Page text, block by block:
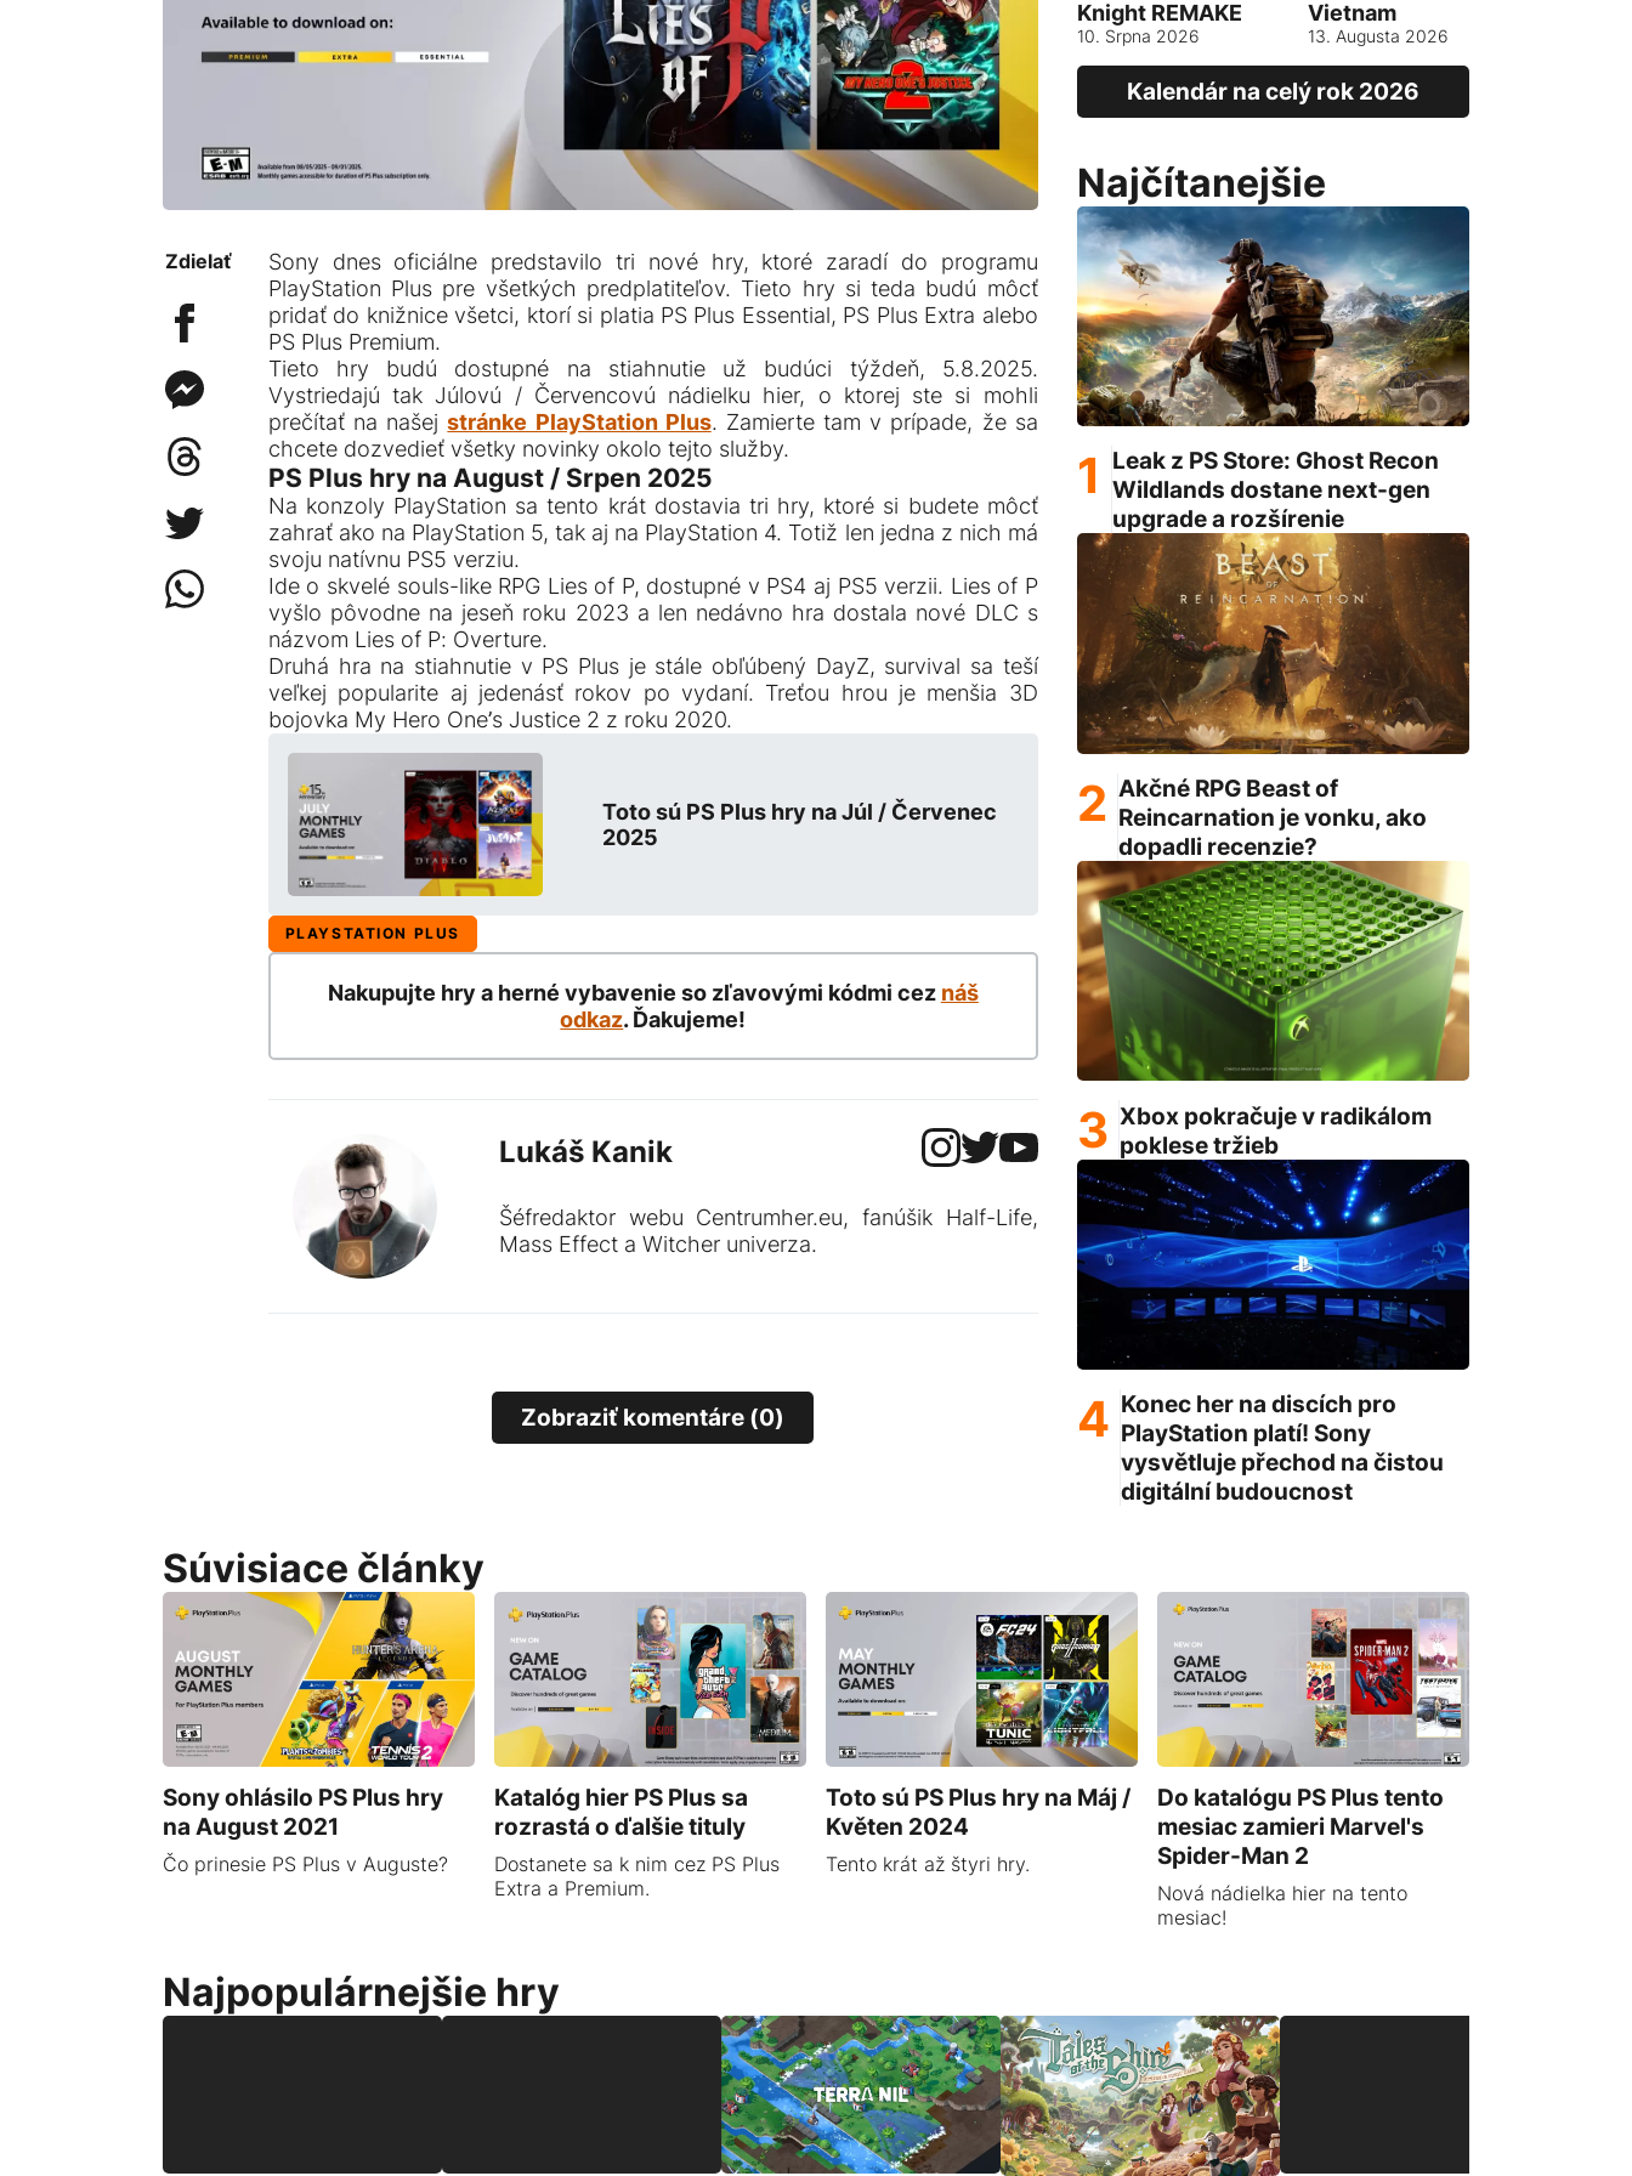
Zdielať
Sony dnes oficiálne predstavilo tri nové hry, ktoré zaradí do programu
PlayStation Plus pre všetkých predplatiteľov. Tieto hry si teda budú môcť
pridať do knižnice všetci, ktorí si platia PS Plus Essential, PS Plus Extra alebo
PS Plus Premium.
Tieto hry budú dostupné na stiahnutie už budúci týždeň, 5.8.2025.
Vystriedajú tak Júlovú / Červencovú nádielku hier, o ktorej ste si mohli
prečítať na našejstránke PlayStation Plus. Zamierte tam v prípade, že sa
chcete dozvedieť všetky novinky okolo tejto služby.
PS Plus hry na August / Srpen 2025
Na konzoly PlayStation sa tento krát dostavia tri hry, ktoré si budete môcť
zahrať ako na PlayStation 5, tak aj na PlayStation 4. Totiž len jedna z nich má
svoju natívnu PS5 verziu.
Ide o skvelé souls-like RPG Lies of P, dostupné v PS4 aj PS5 verzii. Lies of P
vyšlo pôvodne na jeseň roku 2023 a len nedávno hra dostala nové DLC s
názvom Lies of P: Overture.
Druhá hra na stiahnutie v PS Plus je stále obľúbený DayZ, survival sa teší
veľkej popularite aj jedenásť rokov po vydaní. Treťou hrou je menšia 3D
bojovka My Hero One’s Justice 2 z roku 2020.
Toto sú PS Plus hry na Júl / Červenec
2025
PLAYSTATION PLUS
Nakupujte hry a herné vybavenie so zľavovými kódmi cez náš
odkaz. Ďakujeme!
Lukáš Kanik
Šéfredaktor webu Centrumher.eu, fanúšik Half-Life,
Mass Effect a Witcher univerza.
Zobraziť komentáre (0)
Súvisiace články
Sony ohlásilo PS Plus hry
na August 2021
Čo prinesie PS Plus v Auguste?
Katalóg hier PS Plus sa
rozrastá o ďalšie tituly
Dostanete sa k nim cez PS Plus
Extra a Premium.
Toto sú PS Plus hry na Máj /
Květen 2024
Tento krát až štyri hry.
Do katalógu PS Plus tento
mesiac zamieri Marvel's
Spider-Man 2
Nová nádielka hier na tento
mesiac!
Najpopulárnejšie hry
Knight REMAKE
10. Srpna 2026
Vietnam
13. Augusta 2026
Kalendár na celý rok 2026
Najčítanejšie
Leak z PS Store: Ghost Recon
Wildlands dostane next-gen
upgrade a rozšírenie
Akčné RPG Beast of
Reincarnation je vonku, ako
dopadli recenzie?
Xbox pokračuje v radikálom
poklese tržieb
Konec her na discích pro
PlayStation platí! Sony
vysvětluje přechod na čistou
digitální budoucnost